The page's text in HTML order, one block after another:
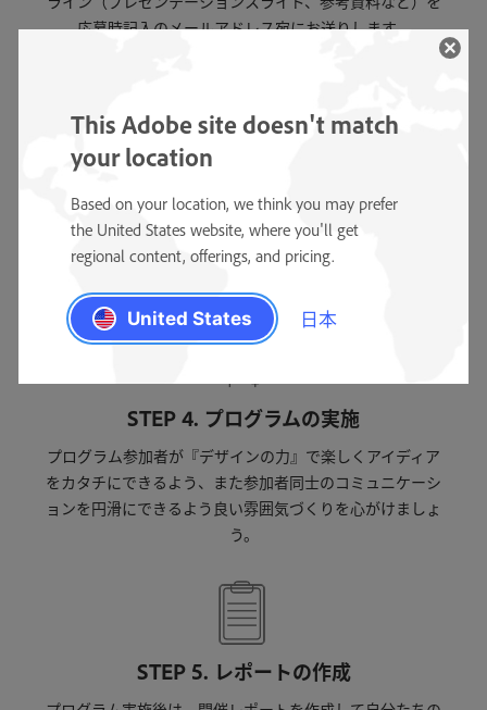
応募時記入のメールアドレス宛にお送りします。
STEP 3.プログラム実施の計画
ガイドラインを基に課題の洗い出し、テーマ設定をはじ
め、プレゼンテーションの準備や実施当日までを計画しま
す。デザインのバックグラウンドのある人も主催メンバー
STEP 4. プログラムの実施
プログラム参加者が『デザインの力』で楽しくアイディア
をカタチにできるよう、また参加者同士のコミュニケーシ
ョンを円滑にできるよう良い雰囲気づくりを心がけましょ
う。
STEP 5. レポートの作成
This Adobe site doesn't match
your location
Based on your location, we think you may prefer
the United States website, where you'll get
regional content, offerings, and pricing.
United States 日本